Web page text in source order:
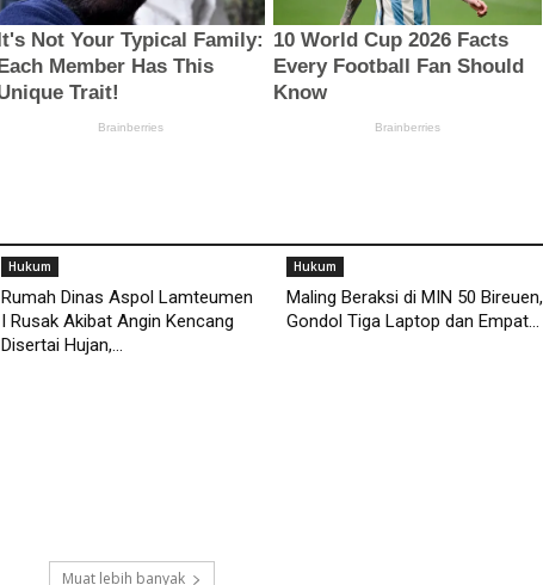
Hukum
Rumah Dinas Aspol Lamteumen
I Rusak Akibat Angin Kencang
Disertai Hujan,...
Hukum
Maling Beraksi di MIN 50 Bireuen,
Gondol Tiga Laptop dan Empat...
Muat lebih banyak